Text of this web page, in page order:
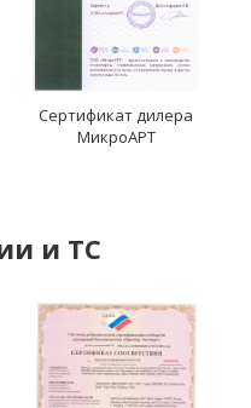
Сертификат дилера
МикроАРТ
и ТС